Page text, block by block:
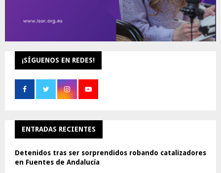
¡SÍGUENOS EN REDES!
ENTRADAS RECIENTES
Detenidos tras ser sorprendidos robando catalizadores
en Fuentes de Andalucía